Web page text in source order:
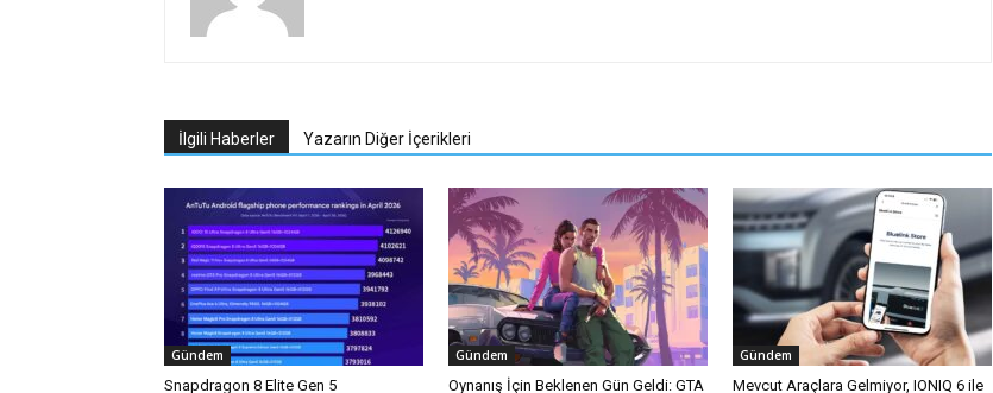
İlgili Haberler Yazarın Diğer İçerikleri
Gündem
Snapdragon 8 Elite Gen 5
Gündem
Oynanış İçin Beklenen Gün Geldi: GTA
Gündem
Mevcut Araçlara Gelmiyor, IONIQ 6 ile